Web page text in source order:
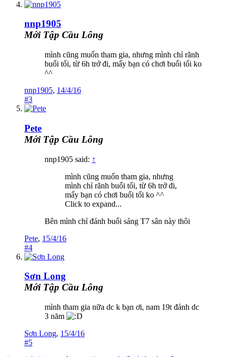
nnp1905
Mới Tập Cầu Lông
mình cũng muốn tham gia, nhưng mình chỉ rãnh
buổi tối, từ 6h trở đi, mấy bạn có chơi buổi tối ko
^^
nnp1905, 14/4/16
#3
Pete
Mới Tập Cầu Lông
nnp1905 said: ↑
mình cũng muốn tham gia, nhưng
mình chỉ rãnh buổi tối, từ 6h trở đi,
mấy bạn có chơi buổi tối ko ^^
Click to expand...
Bên mình chỉ đánh buổi sáng T7 sân này thôi
Pete, 15/4/16
#4
Sơn Long
Mới Tập Cầu Lông
mình tham gia nữa dc k bạn ơi, nam 19t đánh dc
3 năm
Sơn Long, 15/4/16
#5